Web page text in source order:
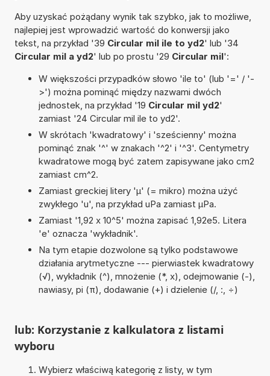
Aby uzyskać pożądany wynik tak szybko, jak to możliwe,
najlepiej jest wprowadzić wartość do konwersji jako
tekst, na przykład '39 Circular mil ile to yd2' lub '34
Circular mil a yd2' lub po prostu '29 Circular mil':
W większości przypadków słowo 'ile to' (lub '=' / '-
>') można pominąć między nazwami dwóch
jednostek, na przykład '19 Circular mil yd2'
zamiast '24 Circular mil ile to yd2'.
W skrótach 'kwadratowy' i 'sześcienny' można
pominąć znak '^' w znakach '^2' i '^3'. Centymetry
kwadratowe mogą być zatem zapisywane jako cm2
zamiast cm^2.
Zamiast greckiej litery 'µ' (= mikro) można użyć
zwykłego 'u', na przykład uPa zamiast µPa.
Zamiast '1,92 x 10^5' można zapisać 1,92e5. Litera
'e' oznacza 'wykładnik'.
Na tym etapie dozwolone są tylko podstawowe
działania arytmetyczne --- pierwiastek kwadratowy
(√), wykładnik (^), mnożenie (*, x), odejmowanie (-),
nawiasy, pi (π), dodawanie (+) i dzielenie (/, :, ÷)
lub: Korzystanie z kalkulatora z listami
wyboru
Wybierz właściwą kategorię z listy, w tym